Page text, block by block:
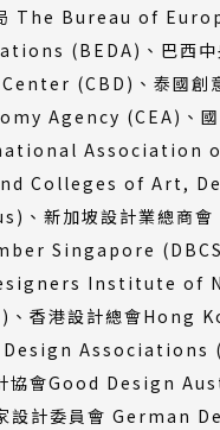
The Bureau of
(BEDA)、巴西中
(CBD)、泰國創
Agency (CEA)、國
Association
Colleges of Art,
、新加坡設計業總商
Singapore
Institute of
香港設計總會Hong
Associations
協會Good Design
設計委員會 German